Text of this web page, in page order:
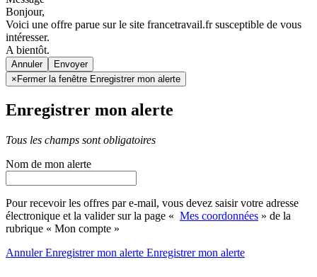
Bonjour,
Voici une offre parue sur le site francetravail.fr susceptible de vous
intéresser.
A bientôt.
Annuler
× Fermer la fenêtre Enregistrer mon alerte
Enregistrer mon alerte
Tous les champs sont obligatoires
Nom de mon alerte
Pour recevoir les offres par e-mail, vous devez saisir votre adresse
électronique et la valider sur la page « Mes coordonnées » de la
rubrique « Mon compte »
AnnulerEnregistrer mon alerte Enregistrermon alerte